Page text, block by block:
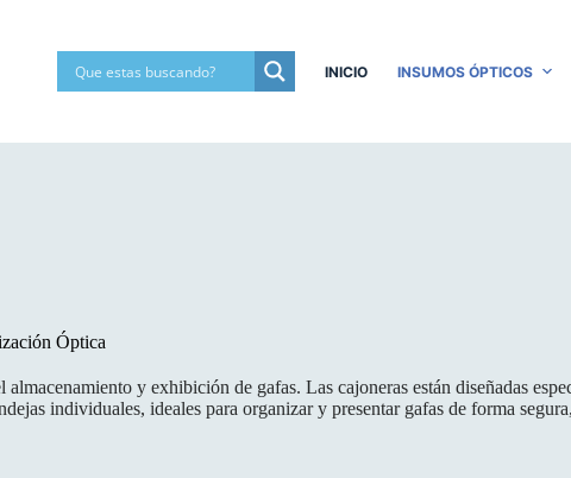
INICIO INSUMOS ÓPTICOS
Óptica
y exhibición de gafas. Las cajoneras están diseñadas
individuales, ideales para organizar y presentar gafas de forma